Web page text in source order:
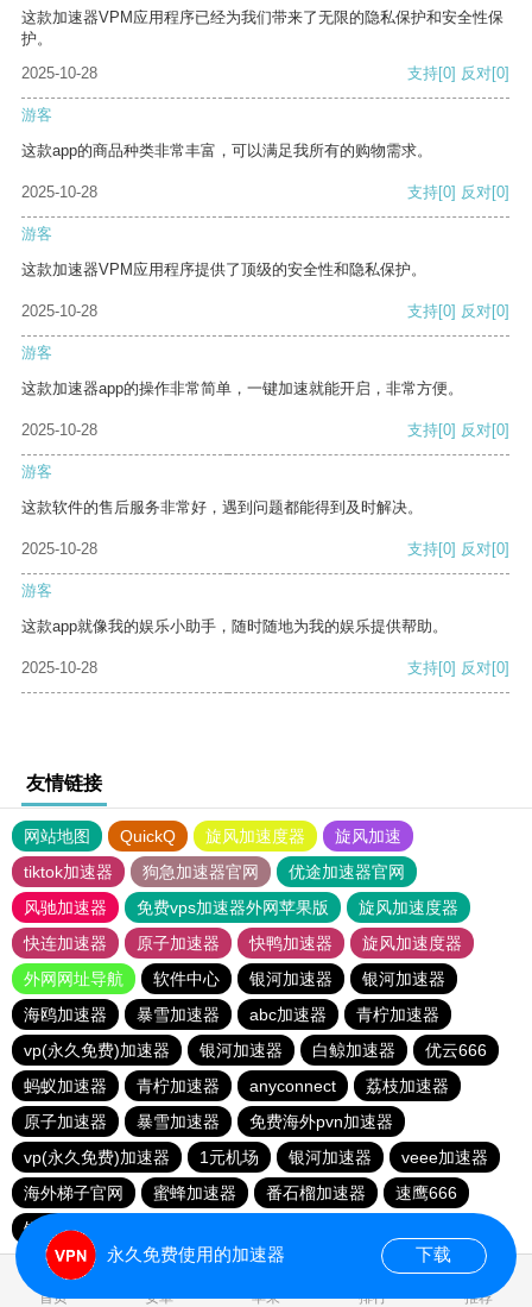
这款加速器VPM应用程序已经为我们带来了无限的隐私保护和安全性保
护。
2025-10-28
支持[0] 反对[0]
游客
这款app的商品种类非常丰富，可以满足我所有的购物需求。
2025-10-28 支持[0] 反对[0]
游客
这款加速器VPM应用程序提供了顶级的安全性和隐私保护。
2025-10-28 支持[0] 反对[0]
游客
这款加速器app的操作非常简单，一键加速就能开启，非常方便。
2025-10-28 支持[0] 反对[0]
游客
这款软件的售后服务非常好，遇到问题都能得到及时解决。
2025-10-28 支持[0] 反对[0]
游客
这款app就像我的娱乐小助手，随时随地为我的娱乐提供帮助。
2025-10-28 支持[0] 反对[0]
友情链接
网站地图 QuickQ 旋风加速度器
旋风加速
tiktok加速器
狗急加速器官网
优途加速器官网
风驰加速器
免费vps加速器外网苹果版
旋风加速度器
快连加速器
原子加速器 快鸭加速器
旋风加速度器
外网网址导航
软件中心 银河加速器
银河加速器
海鸥加速器
暴雪加速器 abc加速器
青柠加速器
vp(永久免费)加速器
银河加速器 白鲸加速器
优云666
蚂蚁加速器
青柠加速器 anyconnect
荔枝加速器
原子加速器
暴雪加速器
免费海外pvn加速器
vp(永久免费)加速器
1元机场 银河加速器
veee加速器
海外梯子官网
蜜蜂加速器 番石榴加速器
速鹰666
银河加速器
首页 安卓 苹果 排行 推荐
永久免费使用的加速器 下载
0.330645s